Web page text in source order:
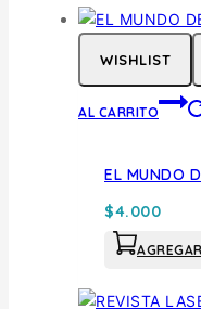
WISHLIST
AL CARRITO
EL MUNDO
$4.000